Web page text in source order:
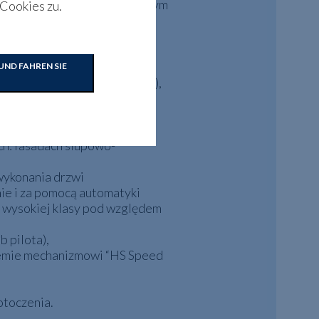
zu.
FAHREN SIE
oraz okuciom umożliwiającym
starszym lub
i Style (kształtowe),
własności
fasadach słupowo-
drzwi
i za pomocą automatyki
klasy pod względem
pilota),
mechanizmowi “HS Speed